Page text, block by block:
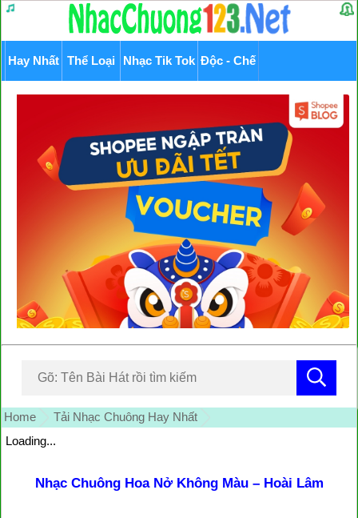
Hay Nhất Thể Loại Nhạc Tik Tok Độc - Chế
Home
Tải Nhạc Chuông Hay Nhất
Loading...
Nhạc Chuông Hoa Nở Không Màu – Hoài Lâm